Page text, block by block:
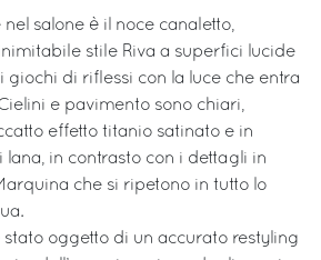
nel salone è il noce canaletto,
stile Riva a superfici lucide
giochi di riflessi con la luce che entra
e pavimento sono chiari,
effetto titanio satinato e in
in contrasto con i dettagli in
che si ripetono in tutto lo
stato oggetto di un accurato restyling